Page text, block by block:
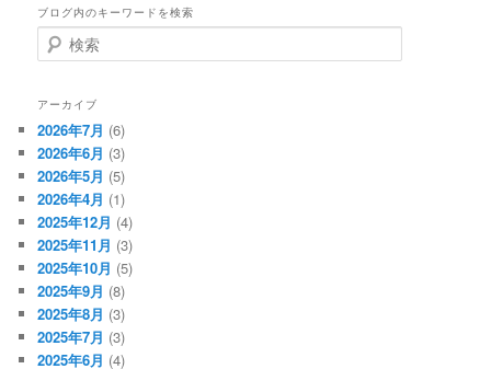
ブログ内のキーワードを検索
検
索
アーカイブ
2026年7月 (6)
2026年6月 (3)
2026年5月 (5)
2026年4月 (1)
2025年12月 (4)
2025年11月 (3)
2025年10月 (5)
2025年9月 (8)
2025年8月 (3)
2025年7月 (3)
2025年6月 (4)